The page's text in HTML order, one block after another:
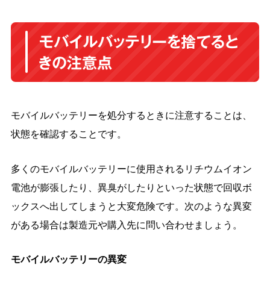
モバイルバッテリーを捨てると
きの注意点
モバイルバッテリーを処分するときに注意することは、
状態を確認することです。
多くのモバイルバッテリーに使用されるリチウムイオン
電池が膨張したり、異臭がしたりといった状態で回収ボ
ックスへ出してしまうと大変危険です。次のような異変
がある場合は製造元や購入先に問い合わせましょう。
モバイルバッテリーの異変